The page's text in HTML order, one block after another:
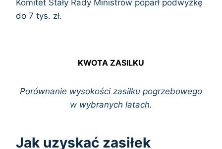
Komitet Stały Rady Ministrów poparł podwyżkę
do 7 tys. zł.
KWOTA ZASILKU
Porównanie wysokości zasiłku pogrzebowego
w wybranych latach.
Jak uzyskać zasiłek